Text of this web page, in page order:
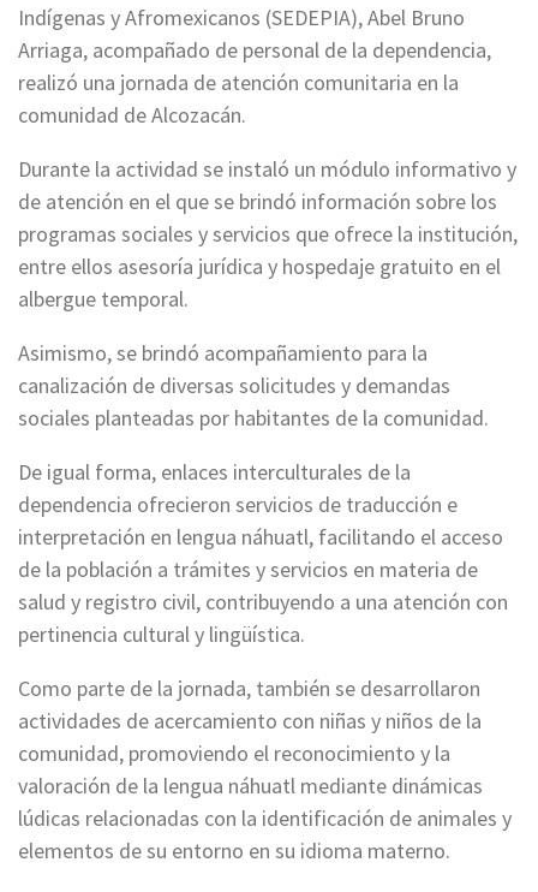
Indígenas y Afromexicanos (SEDEPIA), Abel Bruno
Arriaga, acompañado de personal de la dependencia,
realizó una jornada de atención comunitaria en la
comunidad de Alcozacán.
Durante la actividad se instaló un módulo informativo y
de atención en el que se brindó información sobre los
programas sociales y servicios que ofrece la institución,
entre ellos asesoría jurídica y hospedaje gratuito en el
albergue temporal.
Asimismo, se brindó acompañamiento para la
canalización de diversas solicitudes y demandas
sociales planteadas por habitantes de la comunidad.
De igual forma, enlaces interculturales de la
dependencia ofrecieron servicios de traducción e
interpretación en lengua náhuatl, facilitando el acceso
de la población a trámites y servicios en materia de
salud y registro civil, contribuyendo a una atención con
pertinencia cultural y lingüística.
Como parte de la jornada, también se desarrollaron
actividades de acercamiento con niñas y niños de la
comunidad, promoviendo el reconocimiento y la
valoración de la lengua náhuatl mediante dinámicas
lúdicas relacionadas con la identificación de animales y
elementos de su entorno en su idioma materno.